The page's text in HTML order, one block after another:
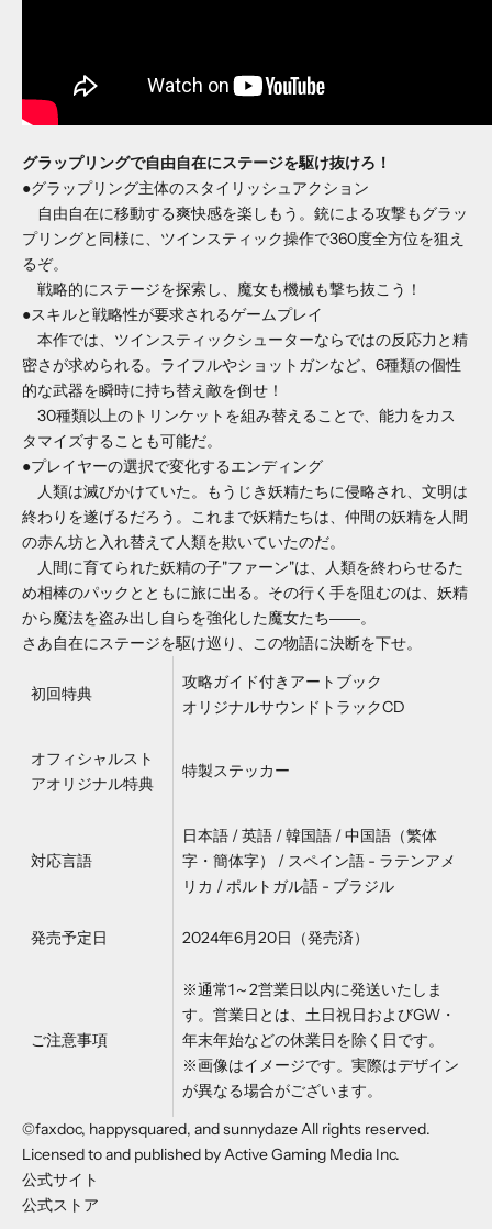
グラップリングで自由自在にステージを駆け抜けろ！
●グラップリング主体のスタイリッシュアクション
自由自在に移動する爽快感を楽しもう。銃による攻撃もグラッ
プリングと同様に、ツインスティック操作で360度全方位を狙え
るぞ。
戦略的にステージを探索し、魔女も機械も撃ち抜こう！
●スキルと戦略性が要求されるゲームプレイ
本作では、ツインスティックシューターならではの反応力と精
密さが求められる。ライフルやショットガンなど、6種類の個性
的な武器を瞬時に持ち替え敵を倒せ！
30種類以上のトリンケットを組み替えることで、能力をカス
タマイズすることも可能だ。
●プレイヤーの選択で変化するエンディング
人類は滅びかけていた。もうじき妖精たちに侵略され、文明は
終わりを遂げるだろう。これまで妖精たちは、仲間の妖精を人間
の赤ん坊と入れ替えて人類を欺いていたのだ。
人間に育てられた妖精の子"ファーン"は、人類を終わらせるた
め相棒のパックとともに旅に出る。その行く手を阻むのは、妖精
から魔法を盗み出し自らを強化した魔女たち――。
さあ自在にステージを駆け巡り、この物語に決断を下せ。
初回特典
攻略ガイド付きアートブック
オリジナルサウンドトラックCD
オフィシャルスト
アオリジナル特典
特製ステッカー
対応言語
日本語 / 英語 / 韓国語 / 中国語（繁体
字・簡体字） / スペイン語 - ラテンアメ
リカ / ポルトガル語 - ブラジル
発売予定日 2024年6月20日（発売済）
ご注意事項
※通常1～2営業日以内に発送いたしま
す。営業日とは、土日祝日およびGW・
年末年始などの休業日を除く日です。
※画像はイメージです。実際はデザイン
が異なる場合がございます。
©faxdoc, happysquared, and sunnydaze All rights reserved.
Licensed to and published by Active Gaming Media Inc.
公式サイト
公式ストア